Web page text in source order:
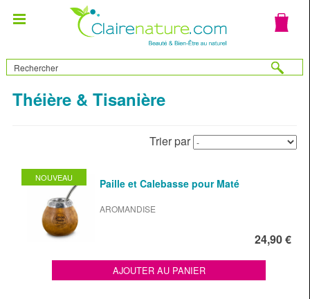
Théière & Tisanière
Trier par
NOUVEAU Paille et Calebasse pour Maté
AROMANDISE
24,90 €
AJOUTER AU PANIER